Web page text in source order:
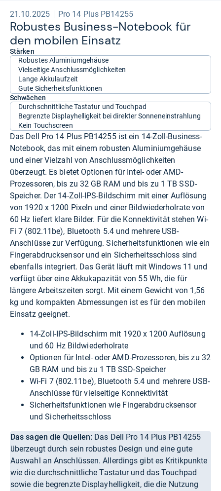
21.10.2025 Pro 14 Plus PB14255
Robus­tes Busi­ness-​Note­book für
den mobi­len Ein­satz
Stärken
Robustes Aluminiumgehäuse
Vielseitige Anschlussmöglichkeiten
Lange Akkulaufzeit
Gute Sicherheitsfunktionen
Schwächen
Durchschnittliche Tastatur und Touchpad
Begrenzte Displayhelligkeit bei direkter Sonneneinstrahlung
Kein Touchscreen
Das Dell Pro 14 Plus PB14255 ist ein 14-Zoll-Business-
Notebook, das mit einem robusten Aluminiumgehäuse
und einer Vielzahl von Anschlussmöglichkeiten
überzeugt. Es bietet Optionen für Intel- oder AMD-
Prozessoren, bis zu 32 GB RAM und bis zu 1 TB SSD-
Speicher. Der 14-Zoll-IPS-Bildschirm mit einer Auflösung
von 1920 x 1200 Pixeln und einer Bildwiederholrate von
60 Hz liefert klare Bilder. Für die Konnektivität stehen Wi-
Fi 7 (802.11be), Bluetooth 5.4 und mehrere USB-
Anschlüsse zur Verfügung. Sicherheitsfunktionen wie ein
Fingerabdrucksensor und ein Sicherheitsschloss sind
ebenfalls integriert. Das Gerät läuft mit Windows 11 und
verfügt über eine Akkukapazität von 55 Wh, die für
längere Arbeitszeiten sorgt. Mit einem Gewicht von 1,56
kg und kompakten Abmessungen ist es für den mobilen
Einsatz geeignet.
14-Zoll-IPS-Bildschirm mit 1920 x 1200 Auflösung
und 60 Hz Bildwiederholrate
Optionen für Intel- oder AMD-Prozessoren, bis zu 32
GB RAM und bis zu 1 TB SSD-Speicher
Wi-Fi 7 (802.11be), Bluetooth 5.4 und mehrere USB-
Anschlüsse für vielseitige Konnektivität
Sicherheitsfunktionen wie Fingerabdrucksensor
und Sicherheitsschloss
Das sagen die Quellen: Das Dell Pro 14 Plus PB14255
überzeugt durch sein robustes Design und eine gute
Auswahl an Anschlüssen. Allerdings gibt es Kritikpunkte
wie die durchschnittliche Tastatur und das Touchpad
sowie die begrenzte Displayhelligkeit, die die Nutzung